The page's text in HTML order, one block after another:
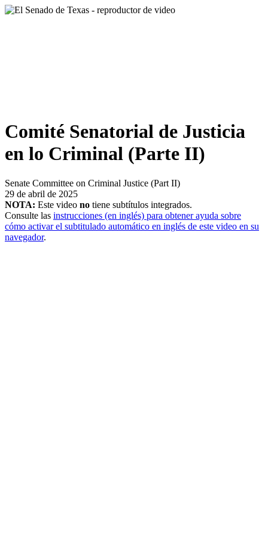
Comité Senatorial de Justicia
en lo Criminal (Parte II)
Senate Committee on Criminal Justice (Part II)
29 de abril de 2025
NOTA: Este video no tiene subtítulos integrados.
Consulte las instrucciones (en inglés) para obtener ayuda sobre
cómo activar el subtitulado automático en inglés de este video en su
navegador.